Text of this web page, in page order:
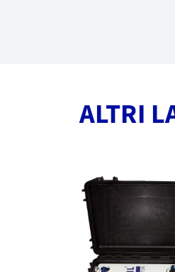
ALTRI